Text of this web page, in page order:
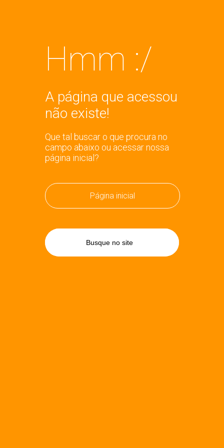
Hmm :/
A página que acessou
não existe!
Que tal buscar o que procura no
campo abaixo ou acessar nossa
página inicial?
Página inicial